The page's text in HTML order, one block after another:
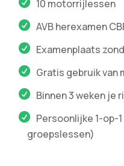
10 motorrijlessen
AVB herexamen
Examenplaats
Gratis gebruik
Binnen 3 weken je
Persoonlijke 1-op-
groepslessen)